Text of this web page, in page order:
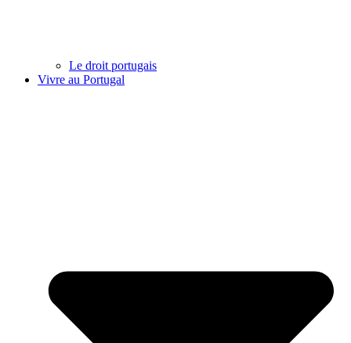
Le droit portugais
Vivre au Portugal